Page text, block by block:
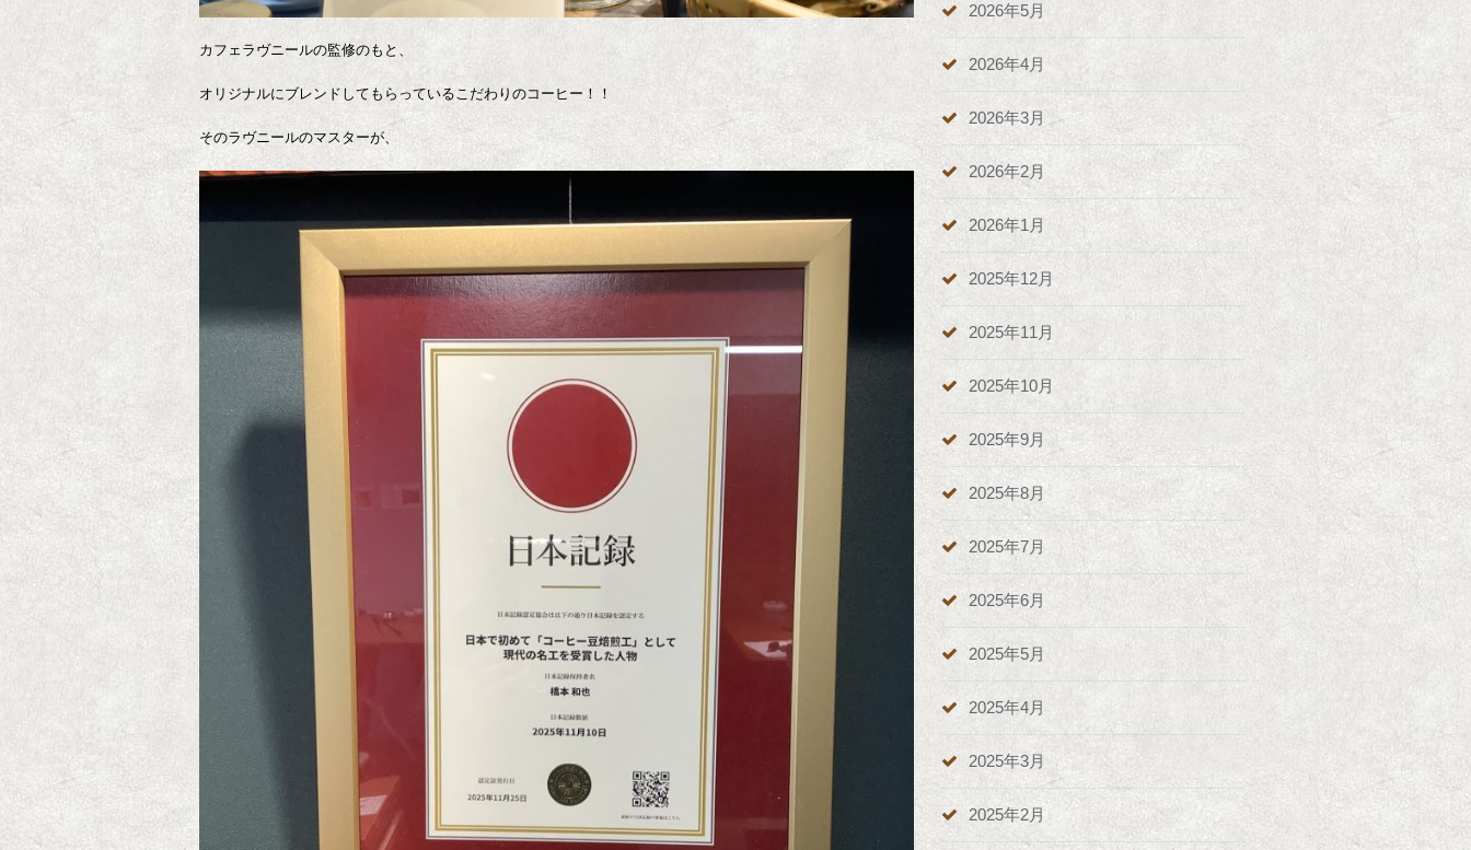
カフェラヴニールの監修のもと、
オリジナルにブレンドしてもらっているこだわりのコーヒー！！
そのラヴニールのマスターが、
2026年5月
2026年4月
2026年3月
2026年2月
2026年1月
2025年12月
2025年11月
2025年10月
2025年9月
2025年8月
2025年7月
2025年6月
2025年5月
2025年4月
2025年3月
2025年2月